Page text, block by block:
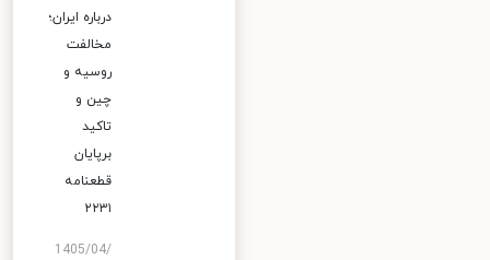
درباره ایران؛
مخالفت
روسیه و
چین و
تاکید
برپایان
قطعنامه
۲۲۳۱
1405/04/